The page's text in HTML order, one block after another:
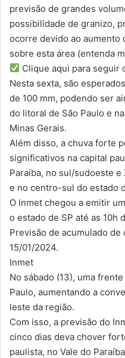
previsão de grandes
possibilidade de granizo,
ocorre devido ao aumento
sobre esta área (entenda
Clique aqui para seguir
Nesta sexta, são
de 100 mm, podendo ser
do litoral de São Paulo e
Minas Gerais.
Além disso, a chuva forte
significativos na capital
Paraíba, no sul/sudoeste e
e no centro-sul do estado
O Inmet chegou a emitir
o estado de SP até as 10h
Previsão de acumulado
15/01/2024.
Inmet
No sábado (13), uma
Paulo, aumentando a
leste da região.
Com isso, a previsão do
cinco dias deva chover
paulista, no Vale do